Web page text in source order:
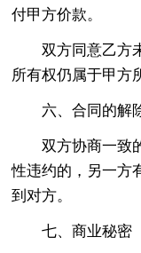
付甲方价款。
双方同意乙方
所有权仍属于甲方
六、合同的解
双方协商一致
性违约的，另一方
到对方。
七、商业秘密